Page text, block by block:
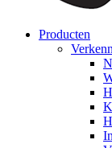
Producten